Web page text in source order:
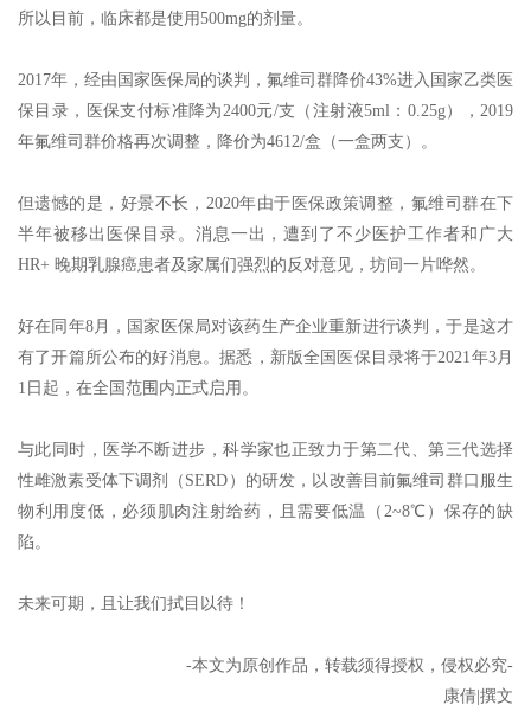
所以目前，临床都是使用500mg的剂量。
2017年，经由国家医保局的谈判，氟维司群降价43%进入国家乙类医
保目录，医保支付标准降为2400元/支（注射液5ml：0.25g），2019
年氟维司群价格再次调整，降价为4612/盒（一盒两支）。
但遗憾的是，好景不长，2020年由于医保政策调整，氟维司群在下
半年被移出医保目录。消息一出，遭到了不少医护工作者和广大
HR+ 晚期乳腺癌患者及家属们强烈的反对意见，坊间一片哗然。
好在同年8月，国家医保局对该药生产企业重新进行谈判，于是这才
有了开篇所公布的好消息。据悉，新版全国医保目录将于2021年3月
1日起，在全国范围内正式启用。
与此同时，医学不断进步，科学家也正致力于第二代、第三代选择
性雌激素受体下调剂（SERD）的研发，以改善目前氟维司群口服生
物利用度低，必须肌肉注射给药，且需要低温（2~8℃）保存的缺
陷。
未来可期，且让我们拭目以待！
-本文为原创作品，转载须得授权，侵权必究-
康倩|撰文